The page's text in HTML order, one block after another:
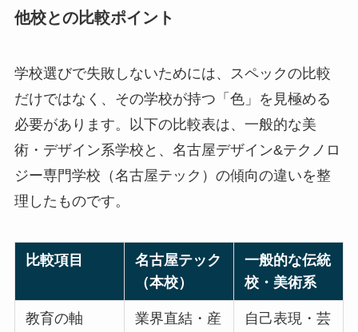
他校との比較ポイント
学校選びで失敗しないためには、スペックの比較
だけではなく、その学校が持つ「色」を見極める
必要があります。以下の比較表は、一般的な美
術・デザイン系学校と、名古屋デザイン&テクノロ
ジー専門学校（名古屋テック）の傾向の違いを整
理したものです。
比較項目
名古屋テック
（本校）
一般的な伝統
校・美術系
教育の軸
業界直結・産
自己表現・芸